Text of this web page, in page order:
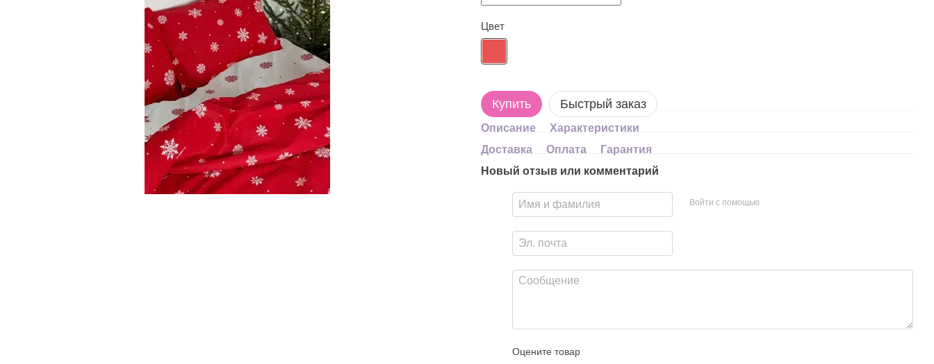
Цвет
Купить Быстрый заказ
Описание
Характеристики
Доставка
Оплата
Гарантия
Новый отзыв или комментарий
Войти с помощью
Оцените товар